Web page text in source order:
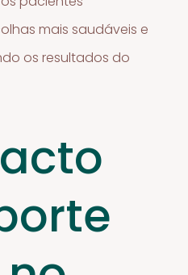
mais saudáveis e
os resultados do